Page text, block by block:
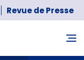
Revue de Presse